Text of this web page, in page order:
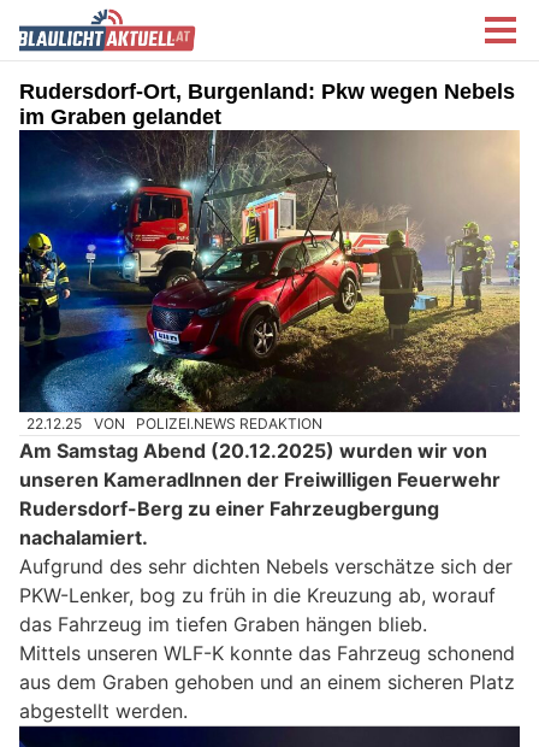
Rudersdorf-Ort, Burgenland: Pkw wegen Nebels
im Graben gelandet
22.12.25 VON POLIZEI.NEWS REDAKTION
Am Samstag Abend (20.12.2025) wurden wir von
unseren KameradInnen der Freiwilligen Feuerwehr
Rudersdorf-Berg zu einer Fahrzeugbergung
nachalamiert.
Aufgrund des sehr dichten Nebels verschätze sich der
PKW-Lenker, bog zu früh in die Kreuzung ab, worauf
das Fahrzeug im tiefen Graben hängen blieb.
Mittels unseren WLF-K konnte das Fahrzeug schonend
aus dem Graben gehoben und an einem sicheren Platz
abgestellt werden.